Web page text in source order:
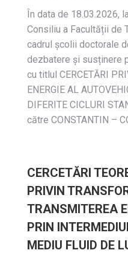
În data de 18.03.2026,
Consiliu a Facultății de
cadrul școlii doctorale
dezbatere și susținere
cu titlul CERCETĂRI
ENERGIE AL
DIFERITE CICLURI
către CONSTANTIN –
CERCETĂRI
PRIVIN
TRANSMITEREA
PRIN
MEDIU FLUID DE